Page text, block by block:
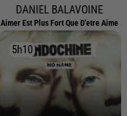
DANIEL BALAVOINE
Aimer Est Plus Fort Que D'etre Aime
5h10
5h10